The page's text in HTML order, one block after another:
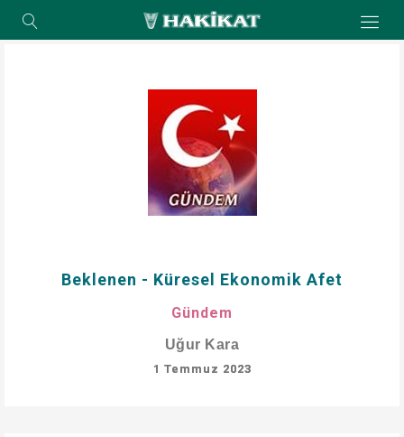
Beklenen - Küresel Ekonomik Afet
Gündem
Uğur Kara
1 Temmuz 2023